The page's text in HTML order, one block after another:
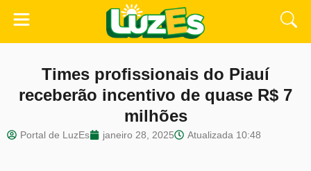
Times profissionais do Piauí
receberão incentivo de quase R$ 7
milhões
Portal de LuzEs janeiro 28, 2025 Atualizada 10:48